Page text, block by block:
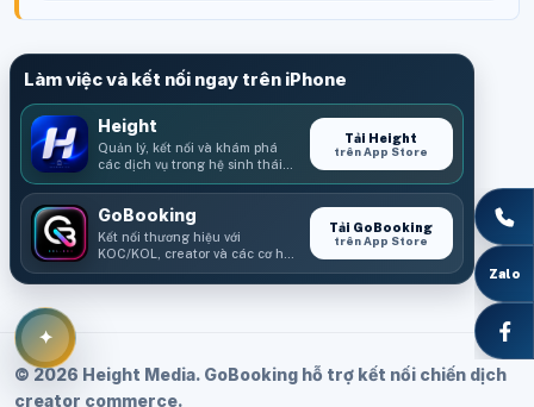
Zalo
Làm việc và kết nối ngay trên iPhone
Height
Quản lý, kết nối và khám phá
các dịch vụ trong hệ sinh thái
Height.
Tải Height
trên App Store
GoBooking
Kết nối thương hiệu với
KOC/KOL, creator và các cơ hội
booking.
Tải GoBooking
trên App Store
© 2026 Height Media. GoBooking hỗ trợ kết nối chiến dịch
creator commerce.
✦